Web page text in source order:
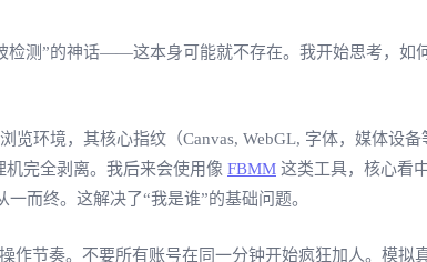
检测”的神话——这本身可能就不存在。我开始思考，如
览环境，其核心指纹（Canvas, WebGL, 字体，媒体设
完全剥离。我后来会使用像 FBMM 这类工具，核心看
而终。这解决了“我是谁”的基础问题。
作节奏。不要所有账号在同一分钟开始疯狂加人。模